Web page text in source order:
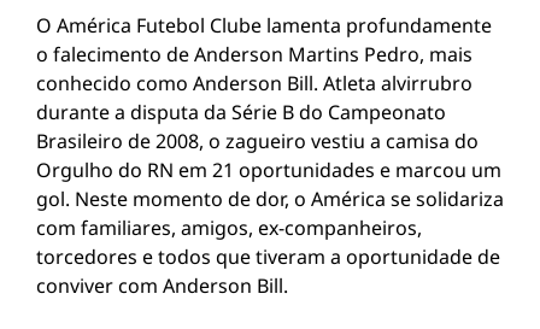
O América Futebol Clube lamenta profundamente
o falecimento de Anderson Martins Pedro, mais
conhecido como Anderson Bill. Atleta alvirrubro
durante a disputa da Série B do Campeonato
Brasileiro de 2008, o zagueiro vestiu a camisa do
Orgulho do RN em 21 oportunidades e marcou um
gol. Neste momento de dor, o América se solidariza
com familiares, amigos, ex-companheiros,
torcedores e todos que tiveram a oportunidade de
conviver com Anderson Bill.